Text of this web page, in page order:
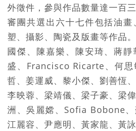
外徵件，參與作品數量達一百
審團共選出六十七件包括油
塑、攝影、陶瓷及版畫等作品
國傑、陳嘉樂、陳安琦、蔣
盛、Francisco Ricarte、何思
哲、姜運威、黎小傑、劉善恆
李映蓉、梁靖儀、梁子豪、梁
洲、吳麗嫦、Sofia Bobone、
江麗容、尹應明、黃家龍、黃